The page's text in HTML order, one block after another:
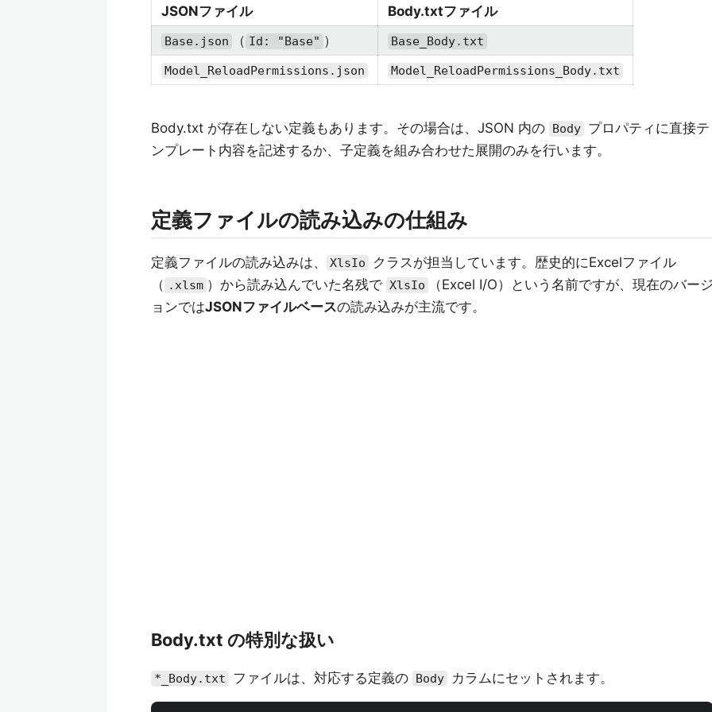
JSONファイル Body.txtファイル
Base.json （ Id: "Base" ） Base_Body.txt
Model_ReloadPermissions.json Model_ReloadPermissions_Body.txt
Body.txt が存在しない定義もあります。その場合は、JSON 内の Body プロパティに直接テ
ンプレート内容を記述するか、子定義を組み合わせた展開のみを行います。
定義ファイルの読み込みの仕組み
定義ファイルの読み込みは、 XlsIo
クラスが担当しています。歴史的にExcelファイル
（ .xlsm ）から読み込んでいた名残で XlsIo
（Excel I/O）という名前ですが、現在のバー
ョンではJSONファイルベースの読み込みが主流です。
Body.txt の特別な扱い
*_Body.txt ファイルは、対応する定義の Body カラムにセットされます。